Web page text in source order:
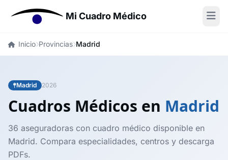
Mi Cuadro Médico
Inicio Provincias Madrid
Madrid 2026
Cuadros Médicos en Madrid
36 aseguradoras con cuadro médico disponible en
Madrid. Compara especialidades, centros y descarga
PDFs.